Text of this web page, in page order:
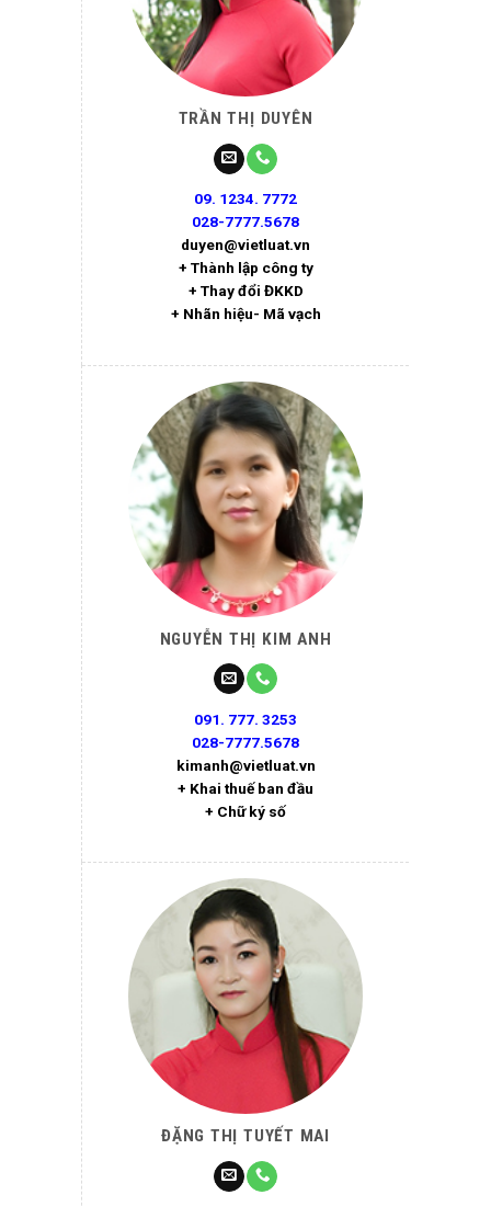
TRẦN THỊ DUYÊN
09. 1234. 7772
028-7777.5678
duyen@vietluat.vn
+ Thành lập công ty
+ Thay đổi ĐKKD
+ Nhãn hiệu- Mã vạch
NGUYỄN THỊ KIM ANH
091. 777. 3253
028-7777.5678
kimanh@vietluat.vn
+ Khai thuế ban đầu
+ Chữ ký số
ĐẶNG THỊ TUYẾT MAI